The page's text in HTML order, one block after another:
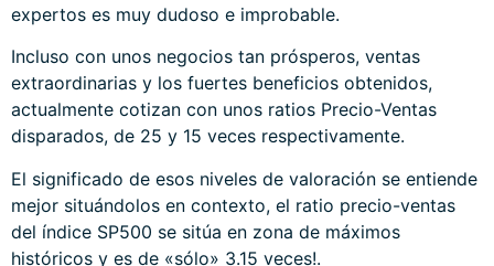
expertos es muy dudoso e improbable.
Incluso con unos negocios tan prósperos, ventas
extraordinarias y los fuertes beneficios obtenidos,
actualmente cotizan con unos ratios Precio-Ventas
disparados, de 25 y 15 veces respectivamente.
El significado de esos niveles de valoración se entiende
mejor situándolos en contexto, el ratio precio-ventas
del índice SP500 se sitúa en zona de máximos
históricos y es de «sólo» 3.15 veces!.